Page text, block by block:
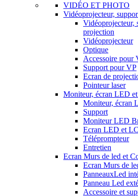
VIDÉO ET PHOTO
Vidéoprojecteur,
Vidéoprojecteur,
projection
Vidéoprojecteur
Optique
Accessoire pour
Support pour VP
Ecran de
Pointeur laser
Moniteur, écran LED
Moniteur, écran
Support
Moniteur LED
Ecran LED et
Téléprompteur
Entretien
Ecran Murs de led et
Ecran Murs de
PanneauxLed
Panneau Led
Accessoire et